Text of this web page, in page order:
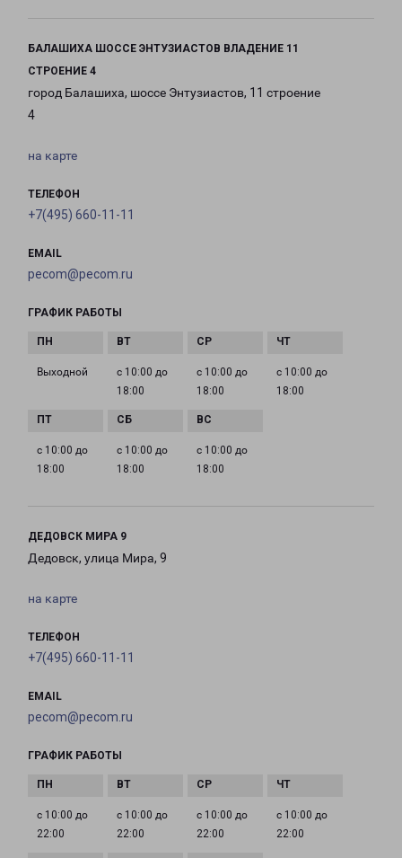
БАЛАШИХА ШОССЕ ЭНТУЗИАСТОВ ВЛАДЕНИЕ 11
СТРОЕНИЕ 4
город Балашиха, шоссе Энтузиастов, 11 строение
4
на карте
ТЕЛЕФОН
+7(495) 660-11-11
EMAIL
pecom@pecom.ru
ГРАФИК РАБОТЫ
Выходной
с 10:00 до
18:00
с 10:00 до
18:00
с 10:00 до
18:00
с 10:00 до
18:00
с 10:00 до
18:00
с 10:00 до
18:00
ДЕДОВСК МИРА 9
Дедовск, улица Мира, 9
на карте
ТЕЛЕФОН
+7(495) 660-11-11
EMAIL
pecom@pecom.ru
ГРАФИК РАБОТЫ
с 10:00 до
22:00
с 10:00 до
22:00
с 10:00 до
22:00
с 10:00 до
22:00